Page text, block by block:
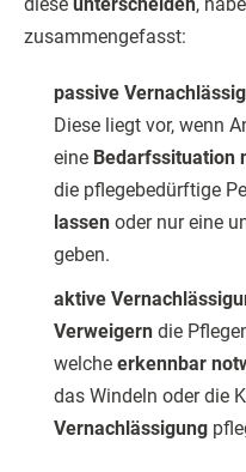
zusammengefasst:
passive
Diese liegt vor, wenn
eine Bedarfssituation
die pflegebedürftige
lassen oder nur eine
geben.
aktive
Verweigern die
welche erkennbar
das Windeln oder die
Vernachlässigung